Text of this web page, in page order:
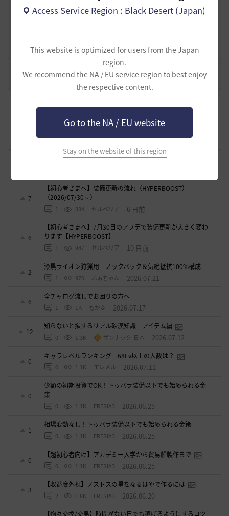
Access Service Region : Black Desert (Japan)
This website is optimized for users from the Japan
region.
We recommend the NA / EU service region to best enjoy
the respective content.
Go to the NA / EU website
Stay on the website of this region
0 53.1K 黒い砂漠 2023.02.28
黒い砂漠が初めての冒険者の皆様のために準備したA to Z！
2 43.2K 黒い砂漠 2022.12.21
8
黒い砂漠 2021.05.12
4 時間前
＜ジェピロスバフ＞予定時刻 8/ 2(日)～8/9（日）
0 631 エレメル 4 日前
【初心者さまへ】装備強化のやり方
7
【初心者さまへ】装備更新の流れ（HYPERBOOST）
（2026/07/30～）
1 884 セルベリア 6 日前
6
【初心者さまへ】7月30日のアプデで装備更新が大きく変わ
ります【HYPERBOOST】
1 987 セルベリア 10 日前
2
漆黒ライオン狩猟用 ノックバック＆気絶抵抗100%構成
1 970 ふぁちゃん 2026.07.21
6
全チャログ流しでお困りの方へ
1 1K もかふ 2026.07.17
12
知らないと損するリアル砂漠知識 アイテム編
0 1.3K ザンナック-日本 2026.07.12
0
キャラレベルランキング 68Lv以上の人数は？
0 1.1K エレメル 2026.07.11
0
少額の初期投資でOK！トゥバラ装備以下でも始められる金
策
0 1.1K FRESIA3 2026.06.25
1
相場変動なし！トゥバラ装備以下でも始められる金策
0 1.1K FRESIA3 2026.06.25
0
【超初心者向け】アカデミー入学から貿易船製作まで
0 1.1K FRESIA3 2026.06.25
3
【収益度外視】ノストスの星をなるはやで作るには
2 1.8K FRESIA3 2026.06.20
【物々交換/交易】時間がない日でも稼げるようにするコツ